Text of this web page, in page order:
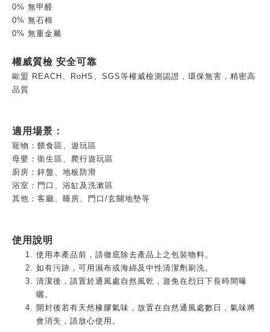
0% 無甲醛
0% 無石棉
0% 無重金屬
權威質檢 安全可靠
歐盟 REACH、RoHS、SGS等權威檢測認證，環保無害，精密高
品質
適用場景：
寵物：餵食區、遊玩區
母嬰：衛生區、爬行遊玩區
廚房：鋅盤、地板防滑
浴室：門口、浴缸及洗漱區
其他：客廳、睡房、門口/玄關地墊等
使用說明
使用本產品前，請徹底除去產品上之包裝物料。
如有污跡，可用濕布或海綿及中性清潔劑刷洗。
清潔後，請置於通風處自然風乾，遊免在烈日下長時間曝
曬。
開封後若有天然橡膠氣味，放置在自然通風處數日，氣味將
會消失，請放心使用。